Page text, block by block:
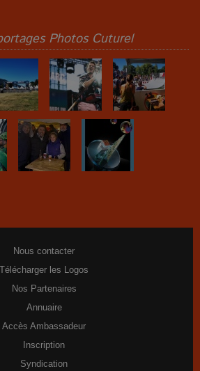
Photos Cuturel
Nous contacter
Télécharger les Logos
Nos Partenaires
Annuaire
Accès Ambassadeur
Inscription
Syndication